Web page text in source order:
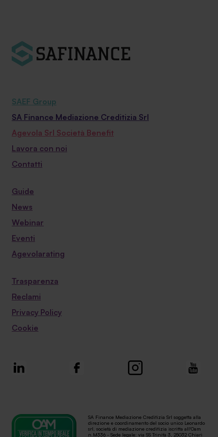
SAEF Group
SA Finance Mediazione Creditizia Srl
Agevola Srl Società Benefit
Lavora con noi
Contatti
Guide
News
Webinar
Eventi
Agevolarating
Trasparenza
Reclami
Privacy Policy
Cookie
SA Finance Mediazione Creditizia Srl soggetta alla
direzione e coordinamento del socio unico Leonardo
srl, società di mediazione creditizia iscritta all'Oam
n.M336 - Sede legale: via SS Trinità 3, 25032 Chiari